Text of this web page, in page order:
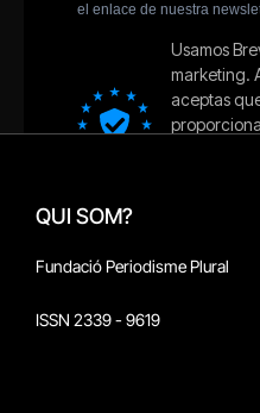
QUI SOM?
Fundació Periodisme Plural
ISSN 2339 - 9619